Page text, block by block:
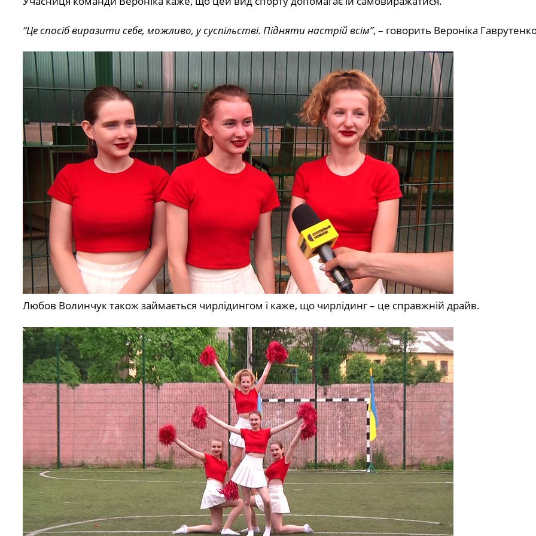
“Це спосіб виразити себе, можливо, у суспільстві. Підняти настрій всім”, – говорить Вероніка
Любов Волинчук також займається чирлідингом і каже, що чирлідинг – це справжній драйв.